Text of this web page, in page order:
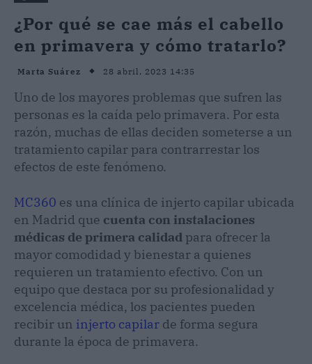
¿Por qué se cae más el cabello
en primavera y cómo tratarlo?
Marta Suárez 28 abril, 2023 14:35
Uno de los mayores problemas que sufren las
personas es la caída pelo primavera. Por esta
razón, muchas de ellas deciden someterse a un
tratamiento capilar para contrarrestar los
efectos de este fenómeno.
MC360 es una clínica de injerto capilar ubicada
en Madrid que cuenta con instalaciones
médicas de primera calidad para ofrecer la
mayor comodidad y bienestar a quienes
requieren un tratamiento efectivo. Con un
equipo que destaca por su profesionalidad y
excelencia médica, los pacientes pueden
recibir un injerto capilar de forma segura
durante la época de primavera.